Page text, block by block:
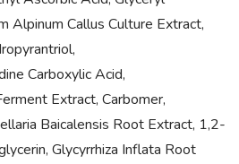
Alpinum Callus Culture Extract,
Carboxylic Acid,
Extract, Carbomer,
Baicalensis Root Extract, 1,2-
Glycyrrhiza Inflata Root